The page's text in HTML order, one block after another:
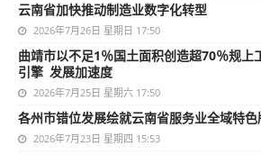
云南省加快推动制造业数字化转型
2026年7月26日 星期日 17:50
曲靖市以不足1％国土面积创造超70％规
引擎 发展加速度
2026年7月25日 星期六 17:50
各州市错位发展绘就云南省服务业全域特色
2026年7月23日 星期四 15:53